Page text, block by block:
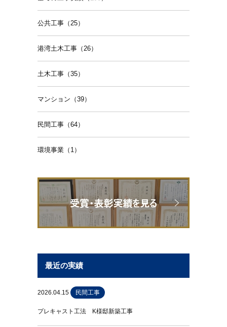
公共工事（25）
港湾土木工事（26）
土木工事（35）
マンション（39）
民間工事（64）
環境事業（1）
最近の実績
2026.04.15 民間工事
プレキャスト工法 K様邸新築工事